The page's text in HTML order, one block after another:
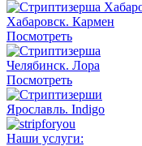
Хабаровск. Кармен
Посмотреть
Челябинск. Лора
Посмотреть
Ярославль. Indigo
Наши услуги: